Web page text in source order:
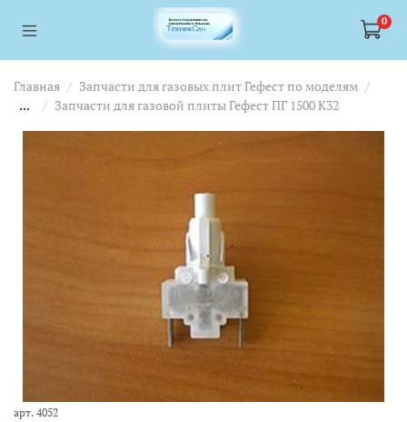
0
Главная
Запчасти для газовых плит Гефест по моделям
...
Запчасти для газовой плиты Гефест ПГ 1500 K32
арт. 4052
<a href="https://webmaster.yandex.ru/siteinfo/?site=https://
<a href="https://webmaster.yandex.ru/siteinfo/?site=https://